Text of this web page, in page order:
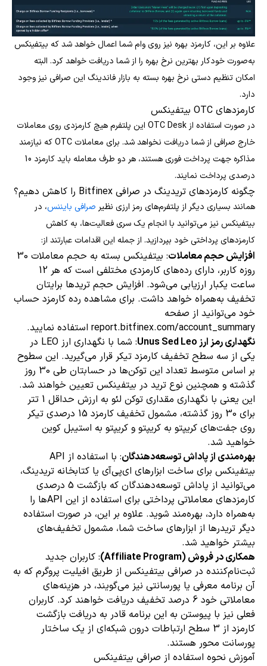
علاوه بر این، کارمزد بهره نیز روی وام شما اعمال خواهد شد که بیتفینکس
به‌صورت خودکار بهترین نرخ بهره را از شما دریافت خواهد کرد. البته
امکان تنظیم دستی نرخ بهره بسته به بازار فاندینگ این صرافی نیز وجود
دارد.
کارمزدهای OTC بیتفینکس
در صورت استفاده از OTC Desk این پلتفرم هیچ کارمزدی روی معاملات
خارج صرافی از شما دریافت نخواهد شد. برای معاملات OTC که نیازمند
مذاکره جهت پرداخت فوری هستند، هر دو طرف معامله باید کارمزد 10
درصدی پرداخت نمایند.
چگونه کارمزدهای تریدینگ در صرافی Bitfinex را کاهش دهیم؟
همانند بسیاری دیگر از پلتفرم‌های رمز ارزی نظیر صرافی بایننس، در
بیتفینکس نیز می‌توانید با انجام یک سری فعالیت‌ها، به کاهش
کارمزدهای پرداختی خود بپردازید. از جمله این اقدامات عبارتند از:
افزایش حجم معاملات
: بیتفینکس بسته به حجم معاملات 30
روزه کاربر، دارای رده‌‌های کارمزدی مختلفی است که هر 12
ساعت یکبار ارزیابی می‌شود. افزایش حجم تریدها برایتان
تخفیف به‌همراه خواهد داشت. برای مشاهده رده کارمزد حساب
خود می‌توانید از صفحه
report.bitfinex.com/account_summary استفاده نمایید.
نگهداری رمز ارز Unus Sed Leo
: شما با نگهداری ارز LEO در
یکی از سه سطح تخفیف کارمزد تیکر قرار می‌گیرید. این سطوح
بر اساس متوسط تعداد این توکن‌ها در حسابتان طی 30 روز
گذشته و همچنین نوع ترید در بیتفینکس تعیین خواهند شد.
این یعنی با نگهداری مقداری توکن لئو به ارزش حداقل 1 تتر
برای 30 روز گذشته، مشمول تخفیف کارمزد 15 درصدی تیکر
روی جفت‌های کریپتو به کریپتو و کریپتو به استیبل کوین
خواهید شد.
بهره‌مندی از پاداش توسعه‌دهندگان
: با استفاده از API
بیتفینکس برای ساخت ابزارهای ای‌پی‌آی یا کتابخانه تریدینگ،
می‌توانید از پاداش توسعه‌دهندگان که بازگشت 5 درصدی
کارمزدهای معاملاتی پرداختی برای استفاده از این APIها را
به‌همراه دارد، بهره‌مند شوید. علاوه بر این، در صورت استفاده
دیگر تریدرها از ابزارهای ساخت شما، مشمول تخفیف‌های
بیشتر خواهید شد.
همکاری در فروش (Affiliate Program)
: کاربران جدید
ثبت‌نام‌کننده در صرافی بیتفینکس از طریق افیلیت پروگرم که به
آن برنامه معرفی یا پورسانتی نیز می‌گویند، در هزینه‌های
معاملاتی خود 6 درصد تخفیف دریافت خواهند کرد. کاربران
فعلی نیز با پیوستن به این برنامه قادر به دریافت بازگشت
کارمزد از 3 سطح ارتباطات درون شبکه‌ای از یک ساختار
پورسانت محور هستند.
آموزش نحوه استفاده از صرافی بیتفینکس